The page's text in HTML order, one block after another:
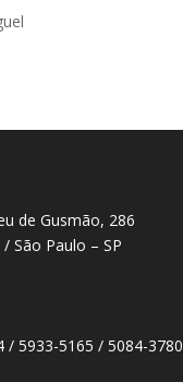
de Gusmão, 286
São Paulo – SP
/ 5933-5165 / 5084-3780